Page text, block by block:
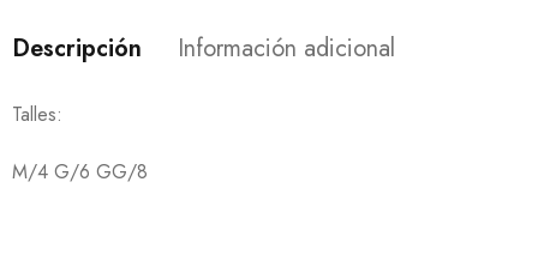
Descripción Información adicional
Talles:
M/4 G/6 GG/8